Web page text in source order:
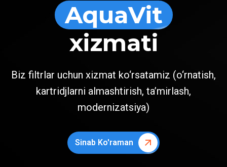
AquaVit
xizmati
Biz filtrlar uchun xizmat ko‘rsatamiz (o‘rnatish,
kartridjlarni almashtirish, ta’mirlash,
modernizatsiya)
Sinab Ko'raman